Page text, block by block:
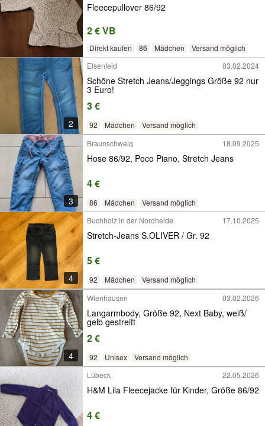
Fleecepullover 86/92
2 € VB
Direkt kaufen 86 Mädchen Versand möglich
2
Elsenfeld 03.02.2024
Schöne Stretch Jeans/Jeggings Größe 92 nur
3 Euro!
3 €
92 Mädchen Versand möglich
3
Braunschweig 18.09.2025
Hose 86/92, Poco Piano, Stretch Jeans
4 €
86 Mädchen Versand möglich
4
Buchholz in der Nordheide 17.10.2025
Stretch-Jeans S.OLIVER / Gr. 92
5 €
92 Mädchen Versand möglich
4
Wienhausen 03.02.2026
Langarmbody, Größe 92, Next Baby, weiß/
gelb gestreift
2 €
92 Unisex Versand möglich
Lübeck 22.05.2026
H&M Lila Fleecejacke für Kinder, Größe 86/92
4 €